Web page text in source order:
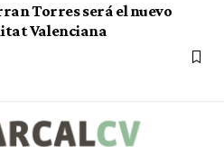
Torres será el nuevo
Valenciana